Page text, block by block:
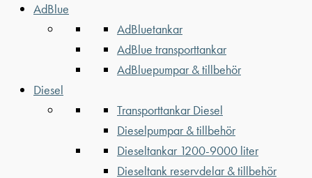
AdBlue
AdBluetankar
AdBlue transporttankar
AdBluepumpar & tillbehör
Diesel
Transporttankar Diesel
Dieselpumpar & tillbehör
Dieseltankar 1200-9000 liter
Dieseltank reservdelar & tillbehör